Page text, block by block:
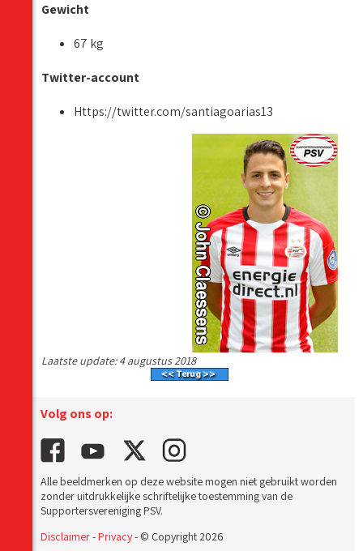
Gewicht
67 kg
Twitter-account
Https://twitter.com/santiagoarias13
Laatste update: 4 augustus 2018
Volg ons op:
Alle beeldmerken op deze website mogen niet gebruikt worden
zonder uitdrukkelijke schriftelijke toestemming van de
Supportersvereniging PSV.
Disclaimer-Privacy- © Copyright 2026